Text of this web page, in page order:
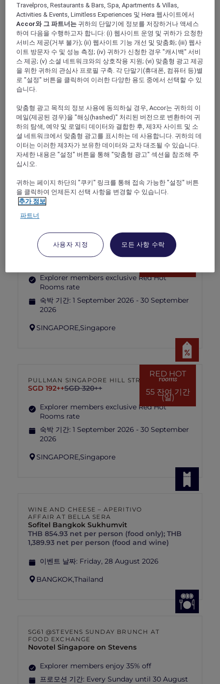
Show All Destinations
FILTERS
MORE
escapes
PULLMAN LUANG PRABANG
최저요금USD 260++ for 2 nights
Explorer members enjoy exclusive holiday
inclusions with breakfast, meals, massage
and more
LUANG
PRABANG,
Lao people's democratic
RED HOT
rooms
IBIS SINGAPORE ON BENCOOLEN
SGD 87++SGD 173++
Explorer members exclusive Red Hot
Rooms rate
숙박 기간: 1 September 2026 - 30 September
2026
SINGAPORE,Singapore
RED HOT
rooms
55 잔여 기간
(일)
PULLMAN SINGAPORE HILL STREET
SGD 192++SGD 320++
Explorer members exclusive Red Hot
Rooms rate
숙박 기간: 1 September 2026 - 30 September
2026
SINGAPORE,Singapore
WINE AND CHEESE – APERITIVO
AFFAIR AT BELLA SERA
Sofitel Bangkok Sukhumvit
THB 854.93 net per person (food only); THB
1,389.93 net per person (food and wine)
이벤트 날짜: Friday, 28 August 2026
BANGKOK,Thailand
SG61 @STEVENS SUNDAY BRUNCH AT
FOOD EXCHANGE
Novotel Singapore on Stevens
Explorer members enjoy 35% off
프로모션 기간: Every Sunday until 30 August
Travelpros, Restaurants & Bars, Spa, Apartments & Villas,
Activities & Events, Limitless Experiences 및 Hera 웹사이트에서
Accor와 그 파트너는 귀하의 단말기에 정보를 저장하거나 액세스
하여 다음을 수행하고자 합니다: (i) 웹사이트 운영 및 귀하가 요청한
서비스 제공(거부 불가); (ii) 웹사이트 기능 개선 및 맞춤화; (iii) 웹사
이트 방문자 수 및 성능 측정; (iv) 귀하가 신청한 경우 "캐시백" 서비
스 제공; (v) 소셜 네트워크와의 상호작용 지원; (vi) 맞춤형 광고 제공
을 위한 귀하의 관심사 프로필 구축. 각 단말기(휴대폰, 컴퓨터 등)별
로 "설정" 버튼을 클릭하여 이러한 다양한 용도 중에서 선택할 수 있
습니다.
맞춤형 광고 목적의 정보 사용에 동의하실 경우, Accor는 귀하의 이
메일(제공된 경우)을 "해싱(hashed)" 처리된 버전으로 변환하여 귀
하의 탐색, 예약 및 로열티 데이터와 결합한 후, 제3자 사이트 및 소
셜 네트워크에서 맞춤형 광고를 표시하는 데 사용합니다. 귀하의 데
이터는 이러한 제3자가 보유한 데이터와 교차 대조될 수 있습니다.
자세한 내용은 "설정" 버튼을 통해 "맞춤형 광고" 섹션을 참조해 주
십시오.
귀하는 페이지 하단의 "쿠키" 링크를 통해 접속 가능한 "설정" 버튼
을 클릭하여 언제든지 선택 사항을 변경할 수 있습니다.
추가 정보
파트너
사용자 지정 모든 사항 수락